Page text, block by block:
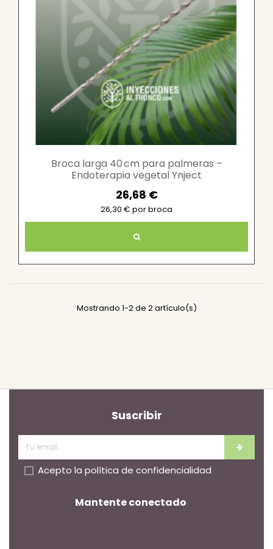
Broca larga 40 cm para palmeras –
Endoterapia vegetal Ynject
26,68 €
26,30 € por broca
Mostrando 1-2 de 2 artículo(s)
Suscribir
Acepto la política de confidencialidad
Mantente conectado